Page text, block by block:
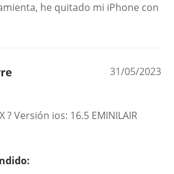
he quitado mi iPhone con
31/05/2023
? Versión ios: 16.5 EMINILAIR